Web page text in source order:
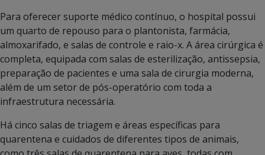
Para oferecer suporte médico contínuo, o hospital possui
um quarto de repouso para o plantonista, farmácia,
almoxarifado, e salas de controle e raio-x. A área cirúrgica é
completa, equipada com salas de esterilização, antissepsia,
preparação de pacientes e uma sala de cirurgia moderna,
além de um setor de pós-operatório com toda a
infraestrutura necessária.
Há cinco salas de triagem e áreas específicas para
quarentena e cuidados de diferentes tipos de animais,